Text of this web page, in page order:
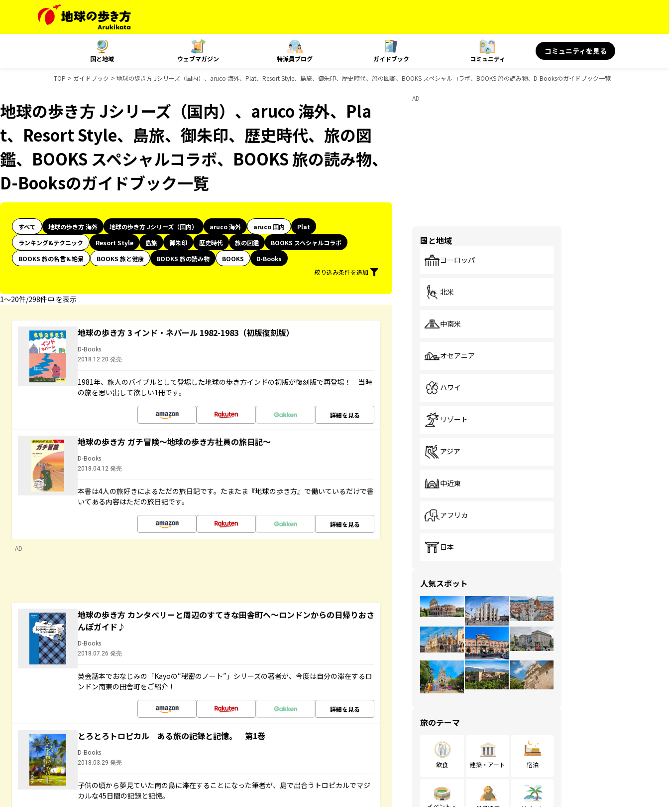
国と地域 ウェブマガジン 特派員ブログ ガイドブック コミュニティ
コミュニティを見る
TOP ガイドブック 地球の歩き方 Jシリーズ（国内）、aruco 海外、Plat、Resort Style、島旅、御朱印、歴史時代、旅の図鑑、BOOKS スペシャルコラボ、BOOKS 旅の読み物、D-Booksのガイドブック一覧
地球の歩き方 Jシリーズ（国内）、aruco 海外、Pla
t、Resort Style、島旅、御朱印、歴史時代、旅の図
鑑、BOOKS スペシャルコラボ、BOOKS 旅の読み物、
D-Booksのガイドブック一覧
すべて 地球の歩き方 海外 地球の歩き方 Jシリーズ（国内） aruco 海外 aruco 国内
Plat
ランキング&テクニック
Resort Style 島旅 御朱印 歴史時代 旅の図鑑
BOOKS スペシャルコラボ
BOOKS 旅の名言＆絶景
BOOKS 旅と健康 BOOKS 旅の読み物 BOOKS
D-Books
絞り込み条件を追加
1〜20件/298件中 を表示
地球の歩き方 3 インド・ネパール 1982-1983（初版復刻版）
D-Books
2018.12.20 発売
1981年、旅人のバイブルとして登場した地球の歩き方インドの初版が復刻版で再登場！ 当時
の旅を思い出して欲しい1冊です。
詳細を見る
地球の歩き方 ガチ冒険～地球の歩き方社員の旅日記～
D-Books
2018.04.12 発売
本書は4人の旅好きによるただの旅日記です。たまたま『地球の歩き方』で働いているだけで書
いてある内容はただの旅日記です。
詳細を見る
AD
地球の歩き方 カンタベリーと周辺のすてきな田舎町へ～ロンドンからの日帰りおさ
んぽガイド♪
D-Books
2018.07.26 発売
英会話本でおなじみの「Kayoの“秘密のノート”」シリーズの著者が、今度は自分の滞在するロ
ンドン南東の田舎町をご紹介！
詳細を見る
とろとろトロピカル ある旅の記録と記憶。 第1巻
D-Books
2018.03.29 発売
子供の頃から夢見ていた南の島に滞在することになった筆者が、島で出合うトロピカルでマジ
カルな45日間の記録と記憶。
AD
国と地域
ヨーロッパ
北米
中南米
オセアニア
ハワイ
リゾート
アジア
中近東
アフリカ
日本
人気スポット
旅のテーマ
飲食 建築・アート 宿泊